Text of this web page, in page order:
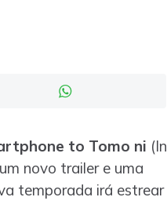
to Tomo ni (In
novo trailer e uma
temporada irá estrear